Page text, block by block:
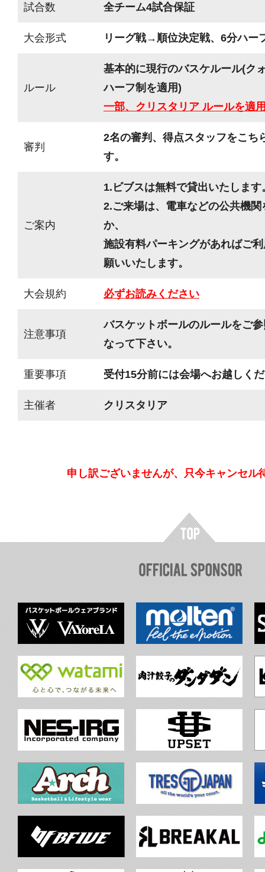
試合数 全チーム4試合保証
大会形式 リーグ戦→順位決定戦、6分ハー
ルール
基本的に現行のバスケルール(ク
ハーフ制を適用)
一部、クリスタリア ルールを適
審判
2名の審判、得点スタッフをこち
す。
ご案内
1.ビブスは無料で貸出いたします
2.ご来場は、電車などの公共機
か、
施設有料パーキングがあればご
願いいたします。
大会規約 必ずお読みください
注意事項
バスケットボールのルールをご
なって下さい。
重要事項 受付15分前には会場へお越しく
主催者 クリスタリア
申し訳ございませんが、只今キャンセル